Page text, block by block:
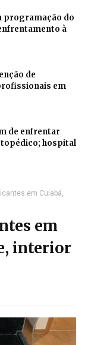
programação do
à
de
em
de enfrentar
hospital
em Cuiabá,
em
interior